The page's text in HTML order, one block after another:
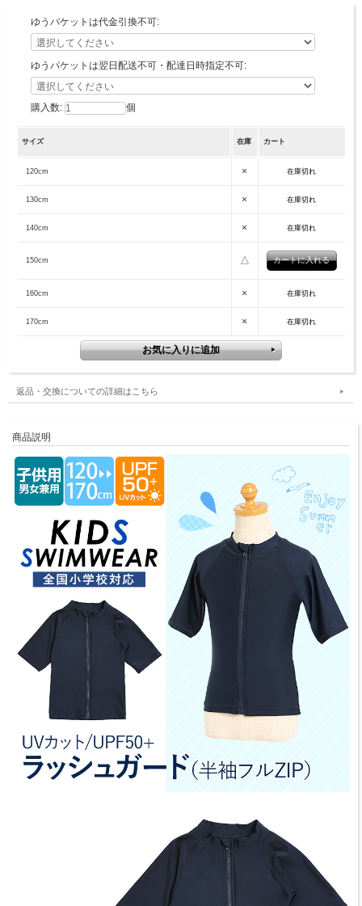
ゆうパケットは代金引換不可:
ゆうパケットは翌日配送不可・配達日時指定不可:
購入数: 個
サイズ 在庫 カート
120cm × 在庫切れ
130cm × 在庫切れ
140cm × 在庫切れ
150cm △
160cm × 在庫切れ
170cm × 在庫切れ
返品・交換についての詳細はこちら
商品説明